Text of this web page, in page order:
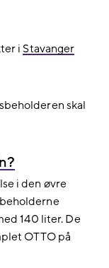
i Stavanger
skal
i den øvre
140 liter. De
OTTO på